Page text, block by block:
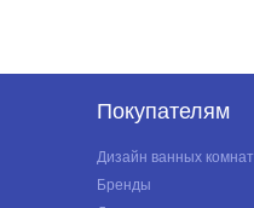
Покупателям
Дизайн ванных комнат
Бренды